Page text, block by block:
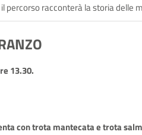
percorso racconterà la storia delle
13.30.
con trota mantecata e trota